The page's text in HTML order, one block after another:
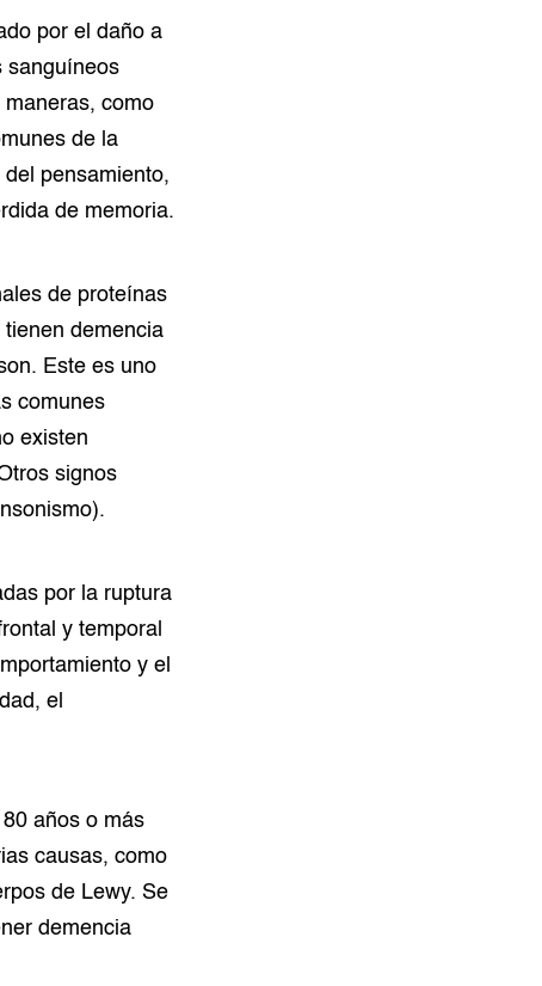
por el daño a
sanguíneos
como
de la
pensamiento,
de memoria.
de proteínas
demencia
Este es uno
comunes
existen
signos
por la ruptura
y temporal
y el
el
años o más
causas, como
de Lewy. Se
demencia